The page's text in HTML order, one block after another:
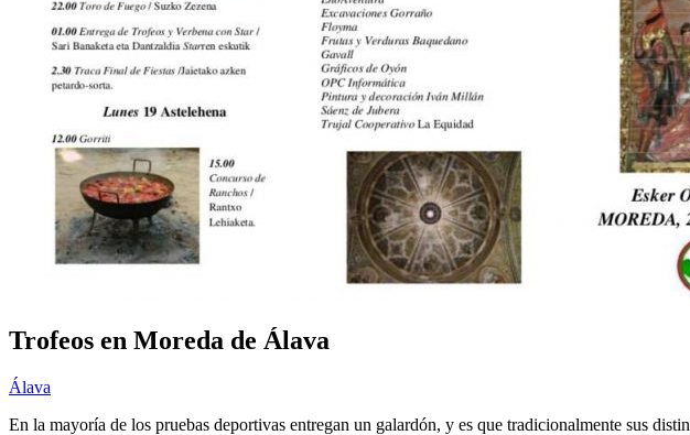
Trofeos en Moreda de Álava
Álava
En la mayoría de los pruebas deportivas entregan un galardón, y es que tradicionalmente sus